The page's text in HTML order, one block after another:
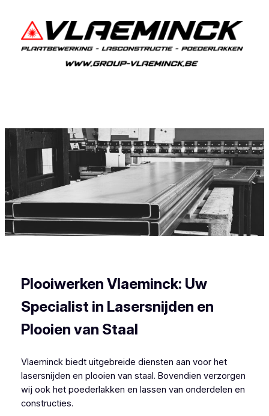
Plooiwerken Vlaeminck: Uw
Specialist in Lasersnijden en
Plooien van Staal
Vlaeminck biedt uitgebreide diensten aan voor het
lasersnijden en plooien van staal. Bovendien verzorgen
wij ook het poederlakken en lassen van onderdelen en
constructies.